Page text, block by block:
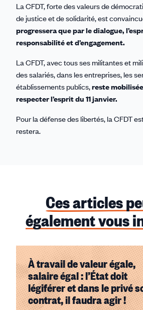
La CFDT, forte des valeurs de
de justice et de solidarité, est
progressera que par le dialogue,
responsabilité et d’engagement.
La CFDT, avec tous ses militantes et
des salariés, dans les entreprises, les
établissements publics,reste
respecter l’esprit du 11 janvier.
Pour la défense des libertés, la CFDT
restera.
Ces articles
également vous
À travail de valeur égale,
salaire égal : l’État doit
légiférer et dans le privé
contrat, il faudra agir !